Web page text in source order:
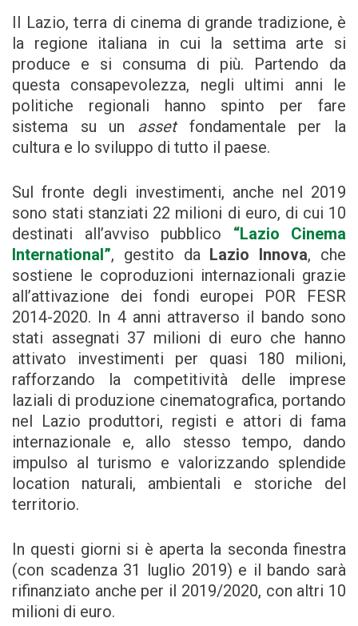
Il Lazio, terra di cinema di grande tradizione, è
la regione italiana in cui la settima arte si
produce e si consuma di più. Partendo da
questa consapevolezza, negli ultimi anni le
politiche regionali hanno spinto per fare
sistema su un assetfondamentale per la
cultura e lo sviluppo di tutto il paese.
Sul fronte degli investimenti, anche nel 2019
sono stati stanziati 22 milioni di euro, di cui 10
destinati all’avviso pubblico “Lazio Cinema
International”, gestito da Lazio Innova, che
sostiene le coproduzioni internazionali grazie
all’attivazione dei fondi europei POR FESR
2014-2020. In 4 anni attraverso il bando sono
stati assegnati 37 milioni di euro che hanno
attivato investimenti per quasi 180 milioni,
rafforzando la competitività delle imprese
laziali di produzione cinematografica, portando
nel Lazio produttori, registi e attori di fama
internazionale e, allo stesso tempo, dando
impulso al turismo e valorizzando splendide
location naturali, ambientali e storiche del
territorio.
In questi giorni si è aperta la seconda finestra
(con scadenza 31 luglio 2019) e il bando sarà
rifinanziato anche per il 2019/2020, con altri 10
milioni di euro.